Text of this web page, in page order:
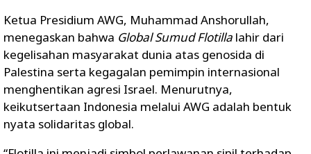
Ketua Presidium AWG, Muhammad Anshorullah,
menegaskan bahwa Global Sumud Flotilla lahir dari
kegelisahan masyarakat dunia atas genosida di
Palestina serta kegagalan pemimpin internasional
menghentikan agresi Israel. Menurutnya,
keikutsertaan Indonesia melalui AWG adalah bentuk
nyata solidaritas global.